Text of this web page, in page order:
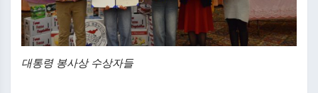
대통령 봉사상 수상자들